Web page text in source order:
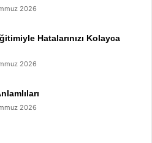
2026
Hatalarınızı Kolayca
2026
2026